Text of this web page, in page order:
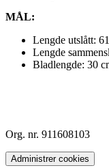
MÅL:
Lengde utslått:
Lengde
Bladlengde: 30
Org. nr. 911608103
Administrer cookies